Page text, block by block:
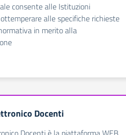
consente alle Istituzioni
alle specifiche richieste
in merito alla
Docenti